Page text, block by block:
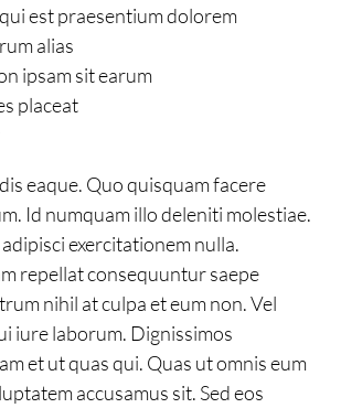
est praesentium dolorem
alias
ipsam sit earum
placeat
eaque. Quo quisquam facere
Id numquam illo deleniti molestiae.
exercitationem nulla.
repellat consequuntur saepe
nihil at culpa et eum non. Vel
iure laborum. Dignissimos
et ut quas qui. Quas ut omnis eum
accusamus sit. Sed eos